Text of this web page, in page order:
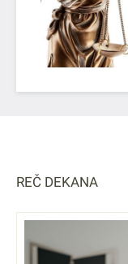
REČ DEKANA